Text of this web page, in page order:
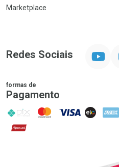
Marketplace
Redes Sociais
formas de
Pagamento
PIX MasterCard
VISA ELO AMEX
Hipercard
Promoção em